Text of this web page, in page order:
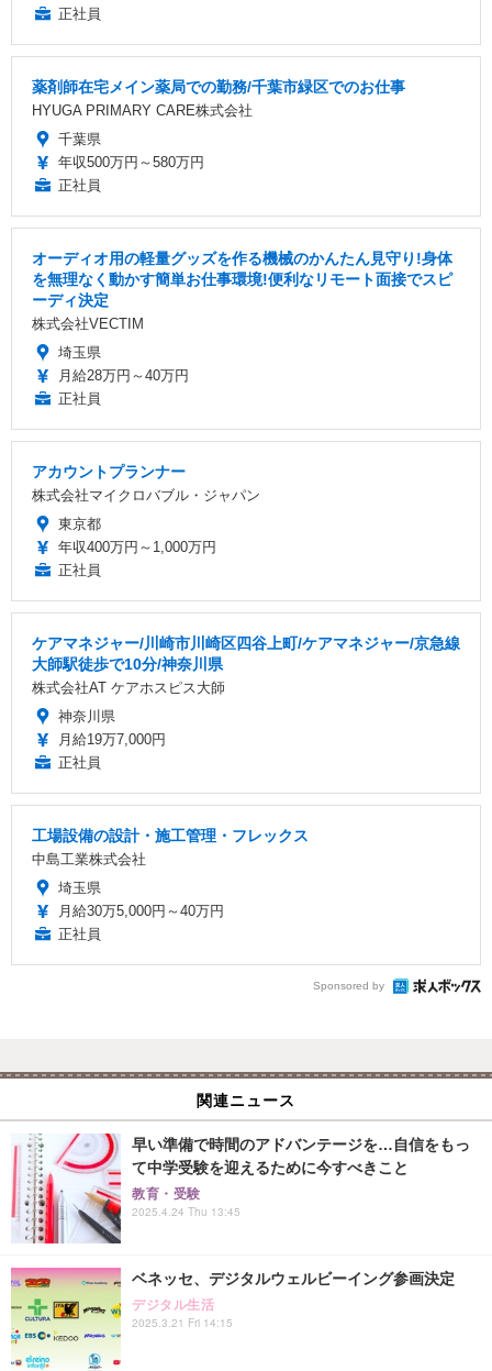
正社員
薬剤師在宅メイン薬局での勤務/千葉市緑区でのお仕事
HYUGA PRIMARY CARE株式会社
千葉県
年収500万円～580万円
正社員
オーディオ用の軽量グッズを作る機械のかんたん見守り!身体
を無理なく動かす簡単お仕事環境!便利なリモート面接でスピ
ーディ決定
株式会社VECTIM
埼玉県
月給28万円～40万円
正社員
アカウントプランナー
株式会社マイクロバブル・ジャパン
東京都
年収400万円～1,000万円
正社員
ケアマネジャー/川崎市川崎区四谷上町/ケアマネジャー/京急線
大師駅徒歩で10分/神奈川県
株式会社AT ケアホスピス大師
神奈川県
月給19万7,000円
正社員
工場設備の設計・施工管理・フレックス
中島工業株式会社
埼玉県
月給30万5,000円～40万円
正社員
Sponsored by
関連ニュース
早い準備で時間のアドバンテージを…自信をもっ
て中学受験を迎えるために今すべきこと
教育・受験
2025.4.24 Thu 13:45
ベネッセ、デジタルウェルビーイング参画決定
デジタル生活
2025.3.21 Fri 14:15